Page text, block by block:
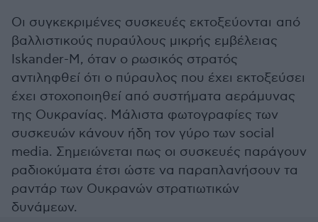
Οι συγκεκριμένες συσκευές εκτοξεύονται από
βαλλιστικούς πυραύλους μικρής εμβέλειας
Iskander-M, όταν ο ρωσικός στρατός
αντιληφθεί ότι ο πύραυλος που έχει εκτοξεύσει
έχει στοχοποιηθεί από συστήματα αεράμυνας
της Ουκρανίας. Μάλιστα φωτογραφίες των
συσκευών κάνουν ήδη τον γύρο των social
media. Σημειώνεται πως οι συσκευές παράγουν
ραδιοκύματα έτσι ώστε να παραπλανήσουν τα
ραντάρ των Ουκρανών στρατιωτικών
δυνάμεων.